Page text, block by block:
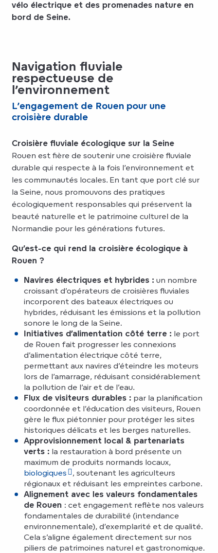
vélo électrique et des promenades nature en
bord de Seine.
Navigation fluviale
respectueuse de
l’environnement
L’engagement de Rouen pour une
croisière durable
Croisière fluviale écologique sur la Seine
Rouen est fière de soutenir une croisière fluviale
durable qui respecte à la fois l’environnement et
les communautés locales. En tant que port clé sur
la Seine, nous promouvons des pratiques
écologiquement responsables qui préservent la
beauté naturelle et le patrimoine culturel de la
Normandie pour les générations futures.
Qu’est-ce qui rend la croisière écologique à
Rouen ?
Navires électriques et hybrides : un nombre
croissant d’opérateurs de croisières fluviales
incorporent des bateaux électriques ou
hybrides, réduisant les émissions et la pollution
sonore le long de la Seine.
Initiatives d’alimentation côté terre : le port
de Rouen fait progresser les connexions
d’alimentation électrique côté terre,
permettant aux navires d’éteindre les moteurs
lors de l’amarrage, réduisant considérablement
la pollution de l’air et de l’eau.
Flux de visiteurs durables : par la planification
coordonnée et l’éducation des visiteurs, Rouen
gère le flux piétonnier pour protéger les sites
historiques délicats et les berges naturelles.
Approvisionnement local & partenariats
verts : la restauration à bord présente un
maximum de produits normands locaux,
biologiques
, soutenant les agriculteurs
régionaux et réduisant les empreintes carbone.
Alignement avec les valeurs fondamentales
de Rouen : cet engagement reflète nos valeurs
fondamentales de durabilité (intendance
environnementale), d’exemplarité et de qualité.
Cela s’aligne également directement sur nos
piliers de patrimoines naturel et gastronomique.